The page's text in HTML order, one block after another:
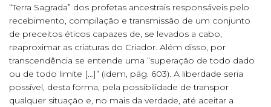
“Terra Sagrada” dos profetas ancestrais responsáveis pelo
recebimento, compilação e transmissão de um conjunto
de preceitos éticos capazes de, se levados a cabo,
reaproximar as criaturas do Criador. Além disso, por
transcendência se entende uma “superação de todo dado
ou de todo limite […]” (idem, pág. 603). A liberdade seria
possível, desta forma, pela possibilidade de transpor
qualquer situação e, no mais da verdade, até aceitar a